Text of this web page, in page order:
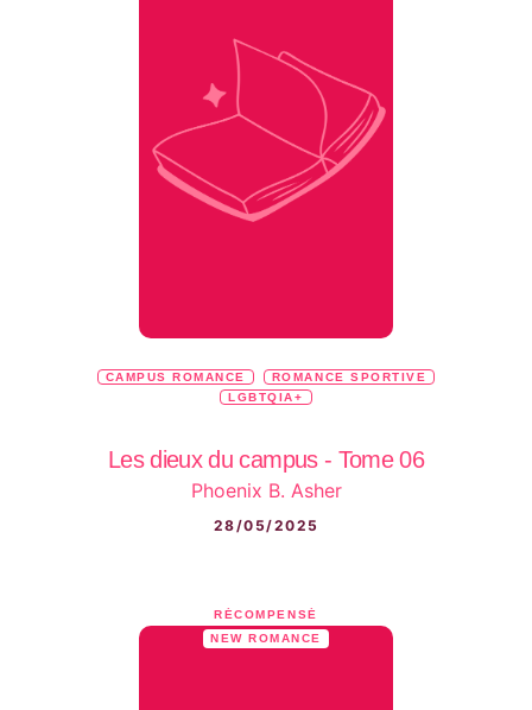
CAMPUS ROMANCE
ROMANCE SPORTIVE
LGBTQIA+
Les dieux du campus - Tome 06
Phoenix B. Asher
28/05/2025
RÉCOMPENSÉ
NEW ROMANCE